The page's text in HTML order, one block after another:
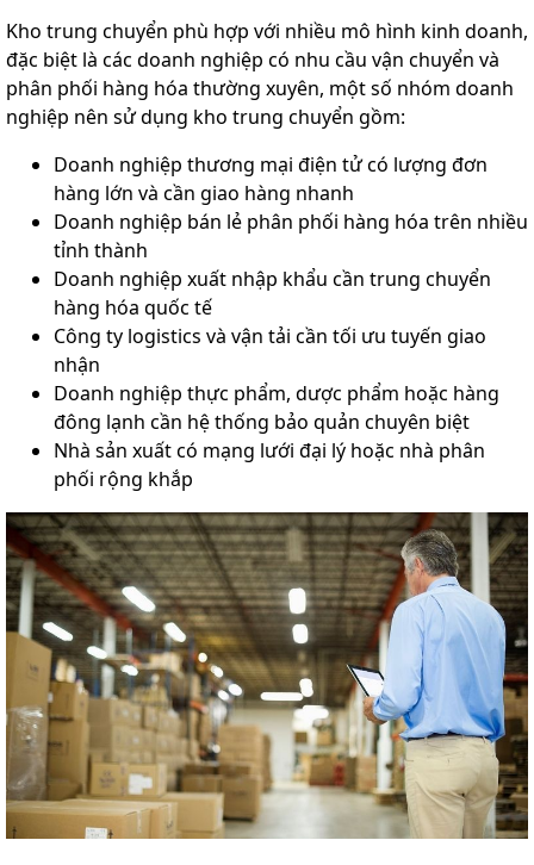
Kho trung chuyển phù hợp với nhiều mô hình kinh doanh,
đặc biệt là các doanh nghiệp có nhu cầu vận chuyển và
phân phối hàng hóa thường xuyên, một số nhóm doanh
nghiệp nên sử dụng kho trung chuyển gồm:
Doanh nghiệp thương mại điện tử có lượng đơn
hàng lớn và cần giao hàng nhanh
Doanh nghiệp bán lẻ phân phối hàng hóa trên nhiều
tỉnh thành
Doanh nghiệp xuất nhập khẩu cần trung chuyển
hàng hóa quốc tế
Công ty logistics và vận tải cần tối ưu tuyến giao
nhận
Doanh nghiệp thực phẩm, dược phẩm hoặc hàng
đông lạnh cần hệ thống bảo quản chuyên biệt
Nhà sản xuất có mạng lưới đại lý hoặc nhà phân
phối rộng khắp